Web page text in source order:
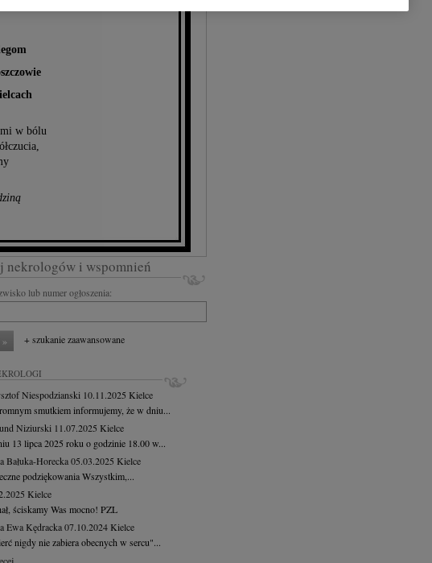
w bólu
nekrologów i wspomnień
lub numer ogłoszenia:
+ szukanie zaawansowane
Niespodzianski 10.11.2025 Kielce
smutkiem informujemy, że w dniu...
Niziurski 11.07.2025 Kielce
13 lipca 2025 roku o godzinie 18.00 w...
Bałuka-Horecka05.03.2025 Kielce
podziękowania Wszystkim,...
Kielce
ściskamy Was mocno! PZL
Ewa Kędracka07.10.2024 Kielce
nigdy nie zabiera obecnych w sercu"...
skanowanie charakterystyki urządzenia do celów identyfikacji.
dostęp do nich. Spersonalizowane reklamy i treści, pomiar reklam i